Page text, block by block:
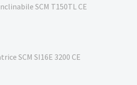
SCM T150TL CE
SCM SI16E 3200 CE